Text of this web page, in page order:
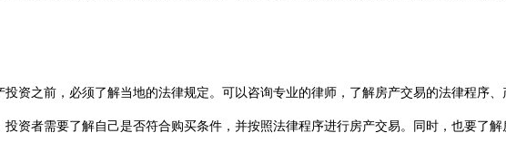
之前，必须了解当地的法律规定。可以咨询专业的律师，了解房产交易的法律程序、
者需要了解自己是否符合购买条件，并按照法律程序进行房产交易。同时，也要了解